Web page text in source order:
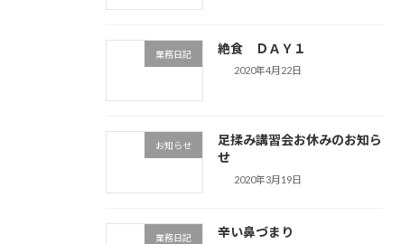
業務日記 絶食 ＤＡＹ１
2020年4月22日
お知らせ
足揉み講習会お休みのお知ら
せ
2020年3月19日
業務日記 辛い鼻づまり